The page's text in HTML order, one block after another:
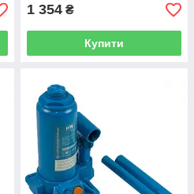
1 354 ₴
Купити